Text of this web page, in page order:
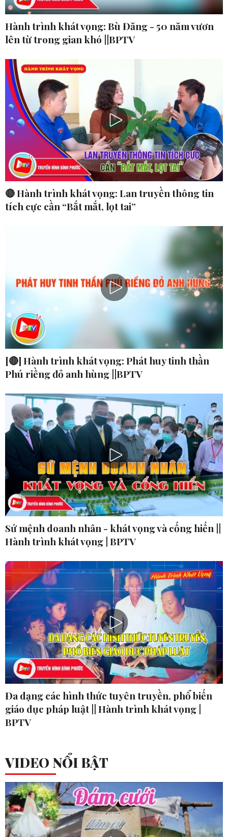
Hành trình khát vọng: Bù Đăng - 50 năm vươn
lên từ trong gian khó ||BPTV
🔴 Hành trình khát vọng: Lan truyền thông tin
tích cực cần “Bắt mắt, lọt tai”
[🔴] Hành trình khát vọng: Phát huy tinh thần
Phú riềng đỏ anh hùng ||BPTV
Sứ mệnh doanh nhân - khát vọng và cống hiến ||
Hành trình khát vọng | BPTV
Đa dạng các hình thức tuyên truyền, phổ biến
giáo dục pháp luật || Hành trình khát vọng |
BPTV
VIDEO NỔI BẬT